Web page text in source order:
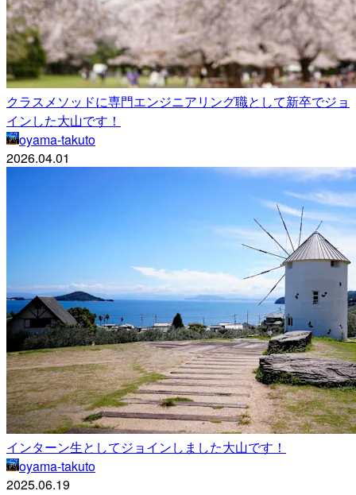
クラスメソッドに専門エンジニアリング職として新卒でジョ
インした大山です！
oyama-takuto
2026.04.01
インターン生としてジョインしました大山です！
oyama-takuto
2025.06.19